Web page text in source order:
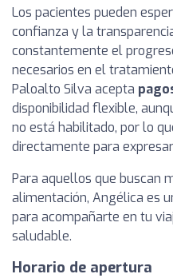
Los pacientes pueden
confianza y la
constantemente el
necesarios en el
Paloalto Silva acepta
disponibilidad flexible,
no está habilitado, por lo
directamente para
Para aquellos que buscan
alimentación, Angélica es
para acompañarte en tu
saludable.
Horario de apertura